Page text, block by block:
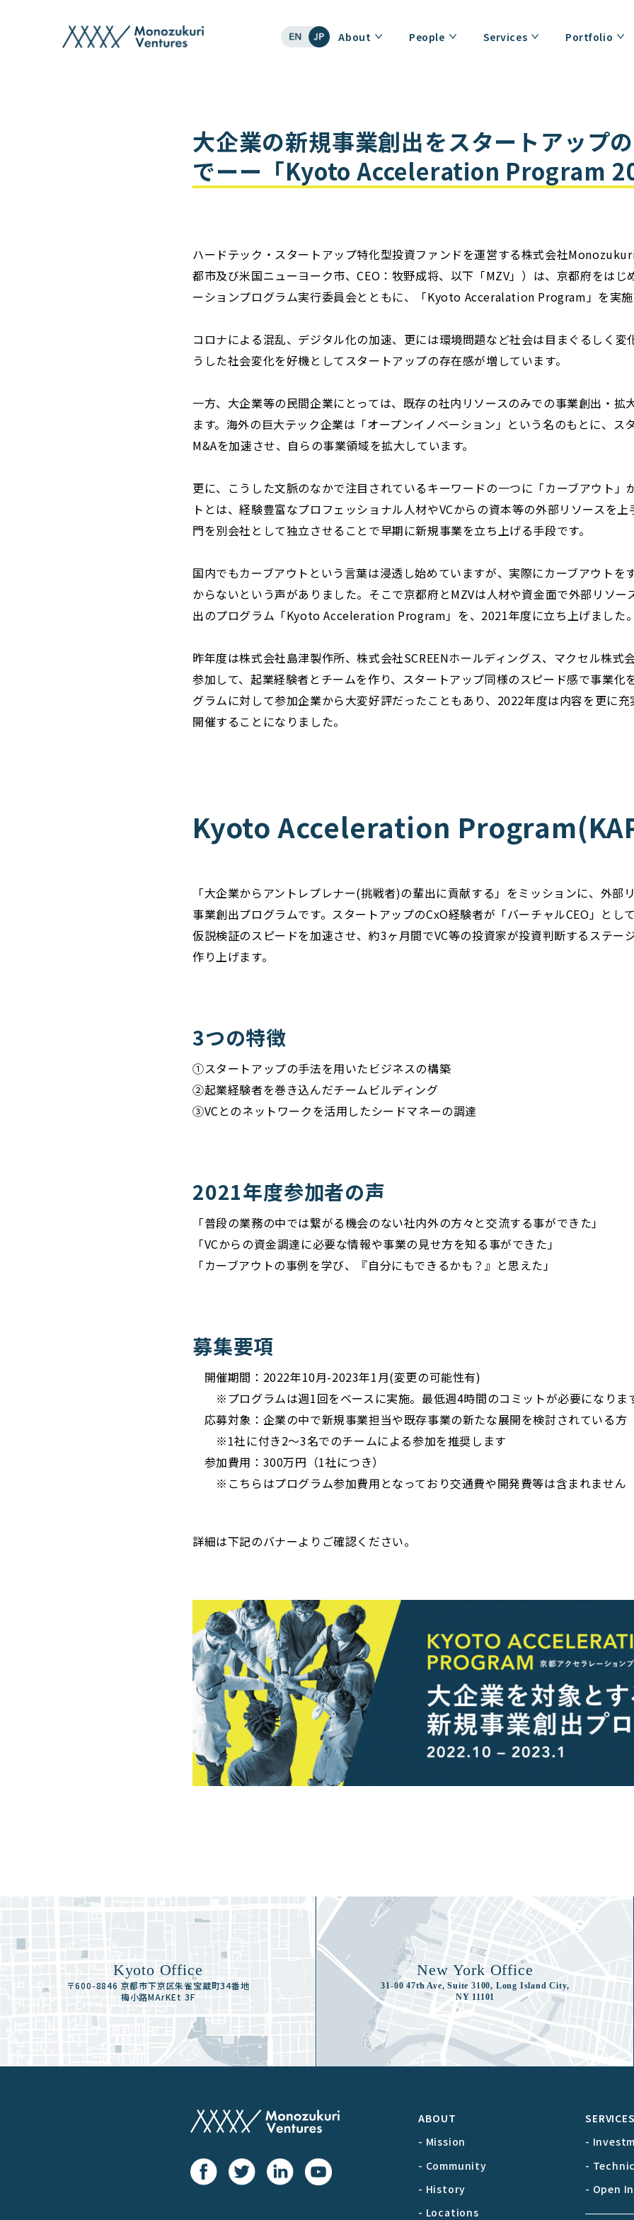
About People Services Portfolio
大企業の新規事業創出をスタートアップ
でーー「Kyoto Acceleration Program
ハードテック・スタートアップ特化型投資ファンドを運営する株式会社
都市及び米国ニューヨーク市、CEO：牧野成将、以下「MZV」）は、京都府をはじ
ーションプログラム実行委員会とともに、「Kyoto Acceralation Program」を実
コロナによる混乱、デジタル化の加速、更には環境問題など社会は目まぐるしく変
うした社会変化を好機としてスタートアップの存在感が増しています。
一方、大企業等の民間企業にとっては、既存の社内リソースのみでの事業創出・拡
ます。海外の巨大テック企業は「オープンイノベーション」という名のもとに、ス
M&Aを加速させ、自らの事業領域を拡大しています。
更に、こうした文脈のなかで注目されているキーワードの一つに「カーブアウト」
トとは、経験豊富なプロフェッショナル人材やVCからの資本等の外部リソースを
門を別会社として独立させることで早期に新規事業を立ち上げる手段です。
国内でもカーブアウトという言葉は浸透し始めていますが、実際にカーブアウトを
からないという声がありました。そこで京都府とMZVは人材や資金面で外部リソー
出のプログラム「Kyoto Acceleration Program」を、2021年度に立ち上げました
昨年度は株式会社島津製作所、株式会社SCREENホールディングス、マクセル株式
参加して、起業経験者とチームを作り、スタートアップ同様のスピード感で事業化
グラムに対して参加企業から大変好評だったこともあり、2022年度は内容を更に
開催することになりました。
Kyoto Acceleration
「大企業からアントレプレナー(挑戦者)の輩出に貢献する」をミッションに、外部
事業創出プログラムです。スタートアップのCxO経験者が「バーチャルCEO」とし
仮説検証のスピードを加速させ、約3ヶ月間でVC等の投資家が投資判断するステー
作り上げます。
3つの特徴
①スタートアップの手法を用いたビジネスの構築
②起業経験者を巻き込んだチームビルディング
③VCとのネットワークを活用したシードマネーの調達
2021年度参加者の声
「普段の業務の中では繋がる機会のない社内外の方々と交流する事ができた」
「VCからの資金調達に必要な情報や事業の見せ方を知る事ができた」
「カーブアウトの事例を学び、『自分にもできるかも？』と思えた」
募集要項
開催期間：2022年10月-2023年1月(変更の可能性有)
※プログラムは週1回をベースに実施。最低週4時間のコミットが必要になりま
応募対象：企業の中で新規事業担当や既存事業の新たな展開を検討されている方
※1社に付き2〜3名でのチームによる参加を推奨します
参加費用：300万円（1社につき）
※こちらはプログラム参加費用となっており交通費や開発費等は含まれません
詳細は下記のバナーよりご確認ください。
Kyoto Office
〒600-8846 京都市下京区朱雀宝蔵町34番地
梅小路MArKEt 3F
New York Office
31-00 47th Ave, Suite 3100, Long Island City,
NY 11101
ABOUT
- Mission
- Community
- History
- Locations
-
-
- Open